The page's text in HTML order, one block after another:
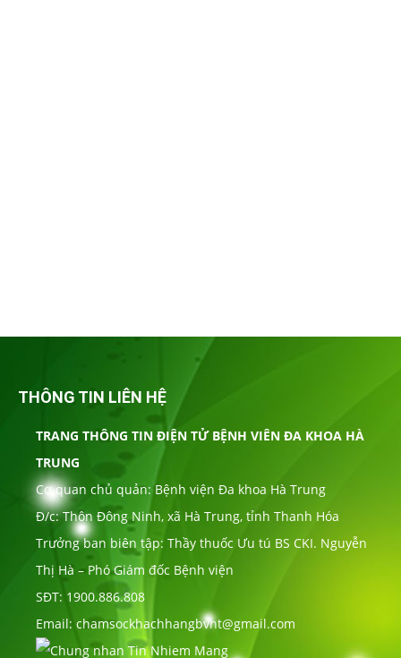
THÔNG TIN LIÊN HỆ
TRANG THÔNG TIN ĐIỆN TỬ BỆNH VIÊN ĐA KHOA HÀ
TRUNG
Cơ quan chủ quản: Bệnh viện Đa khoa Hà Trung
Đ/c: Thôn Đông Ninh, xã Hà Trung, tỉnh Thanh Hóa
Trưởng ban biên tập: Thầy thuốc Ưu tú BS CKI. Nguyễn
Thị Hà – Phó Giám đốc Bệnh viện
SĐT: 1900.886.808
Email: chamsockhachhangbvht@gmail.com